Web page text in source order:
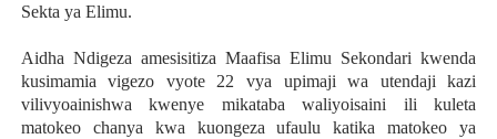
Sekta ya Elimu.
Aidha Ndigeza amesisitiza Maafisa Elimu Sekondari kwenda
kusimamia vigezo vyote 22 vya upimaji wa utendaji kazi
vilivyoainishwa kwenye mikataba waliyoisaini ili kuleta
matokeo chanya kwa kuongeza ufaulu katika matokeo ya